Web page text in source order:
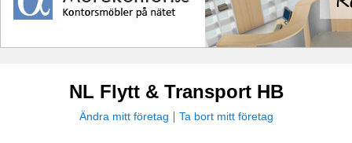
NL Flytt & Transport HB
Ändra mitt företag Ta bort mitt företag